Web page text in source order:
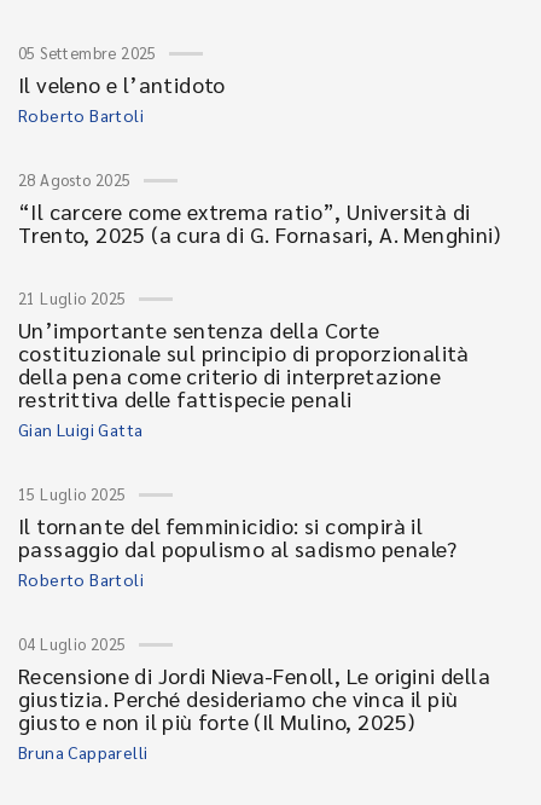
05 Settembre 2025
Il veleno e l’antidoto
Roberto Bartoli
28 Agosto 2025
“Il carcere come extrema ratio”, Università di
Trento, 2025 (a cura di G. Fornasari, A. Menghini)
21 Luglio 2025
Un’importante sentenza della Corte
costituzionale sul principio di proporzionalità
della pena come criterio di interpretazione
restrittiva delle fattispecie penali
Gian Luigi Gatta
15 Luglio 2025
Il tornante del femminicidio: si compirà il
passaggio dal populismo al sadismo penale?
Roberto Bartoli
04 Luglio 2025
Recensione di Jordi Nieva-Fenoll, Le origini della
giustizia. Perché desideriamo che vinca il più
giusto e non il più forte (Il Mulino, 2025)
Bruna Capparelli